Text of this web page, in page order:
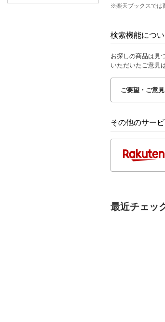
※楽天ブックスでは
検索機能につ
お探しの商品は見
いただいたご意見
ご要望・ご意
その他のサー
最近チェッ